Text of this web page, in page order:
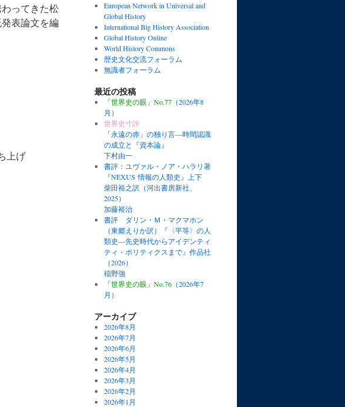
ってきた松
表論文を編
上げ
European Network in Universal and
Global History
International Big History Association
Global History Online
World History Commons
歴史文化交流フォーラム
無識者フォーラム
最近の投稿
「世界史の眼」No.77（2026年8
月）
世界史寸評
「永遠の赤」の独り言―時間認識
の成立と『資本論』
下村由一
書評：ユヴァル・ノア・ハラリ著
『NEXUS 情報の人類史』上下
柴田裕之訳（河出書房新社、
2025）
加藤裕治
書評 ダリン・Ｍ・マクマホン
（東郷えりか訳）『〈平等〉の人
類史―先史時代からアイデンティ
ティ・ポリティクスまで』作品社
（2026）
稲野強
「世界史の眼」No.76（2026年7
月）
アーカイブ
2026年8月
2026年7月
2026年6月
2026年5月
2026年4月
2026年3月
2026年2月
2026年1月